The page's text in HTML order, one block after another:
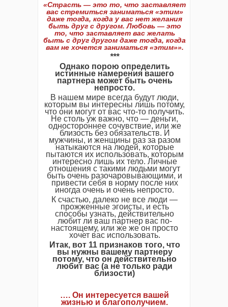
«Страсть — это то, что заставляет
вас стремиться заниматься «этим»
даже тогда, когда у вас нет желания
быть друг с другом. Любовь — это
то, что заставляет вас желать
быть с друг другом даже тогда, когда
вам не хочется заниматься «этим»».
***
Однако порою определить
истинные намерения вашего
партнера может быть очень
непросто.
В нашем мире всегда будут люди,
которым вы интересны лишь потому,
что они могут от вас что-то получить.
Не столь уж важно, что — деньги,
одностороннее сочувствие, или же
близость без обязательств. И
мужчины, и женщины раз за разом
натыкаются на людей, которые
пытаются их использовать, которым
интересно лишь их тело. Личные
отношения с такими людьми могут
быть очень разочаровывающими, и
привести себя в норму после них
иногда очень и очень непросто.
К счастью, далеко не все люди —
прожженные эгоисты, и есть
способы узнать, действительно
любит ли ваш партнер вас по-
настоящему, или же же он просто
хочет вас использовать.
Итак, вот 11 признаков того, что
вы нужны вашему партнеру
потому, что он действительно
любит вас (а не только ради
близости)
…. Он интересуется вашей
жизнью и благополучием.